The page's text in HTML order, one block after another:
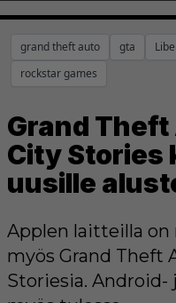
grand theft auto gta
rockstar games
Grand
City Stories
uusille
Applen laitteilla
myös Grand Theft
Storiesia. Android-